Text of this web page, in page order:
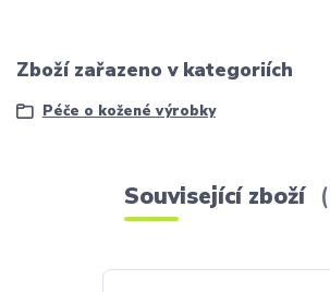
Zboží zařazeno v kategoriích
Péče o kožené výrobky
Související zboží